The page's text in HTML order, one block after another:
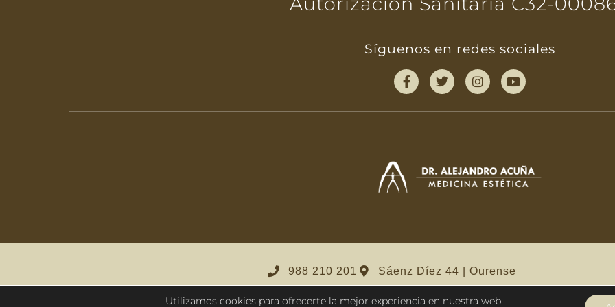
Síguenos en redes sociales
988 210 201 Sáenz Díez 44 | Ourense
Utilizamos cookies para ofrecerte la mejor experiencia en nuestra web.